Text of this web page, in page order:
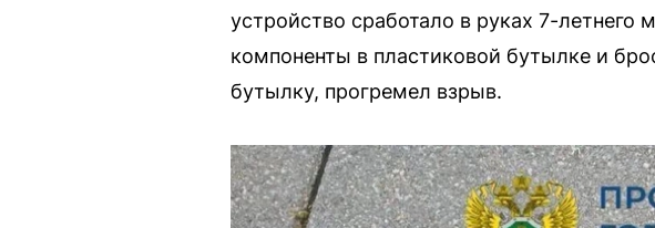
устройство сработало в руках 7-
компоненты в пластиковой бутылке и
бутылку, прогремел взрыв.